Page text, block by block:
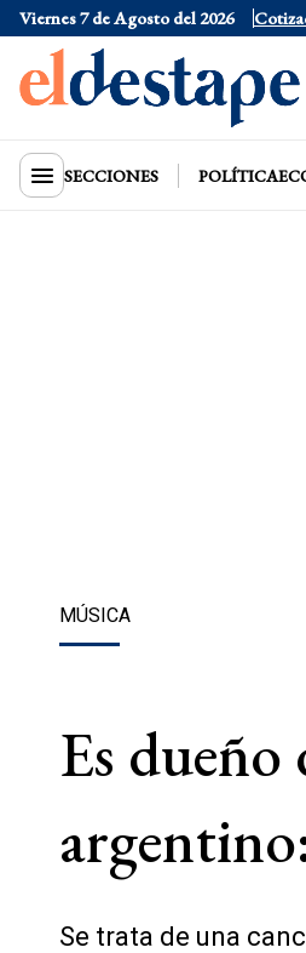
Viernes 7 de Agosto del 2026
Dólar Oficial $1520
SECCIONES POLÍTICA
MÚSICA
Es
Se trata de una